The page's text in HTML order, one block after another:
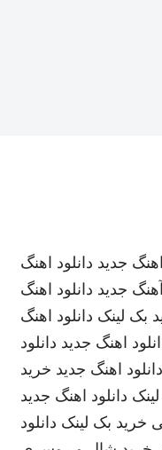
اهنگ جدید دانلود اهنگ
آهنگ جدید دانلود اهنگ
بک لینک دانلود اهنگ
اهنگ جدید دانلود
دانلود اهنگ جدید خرید
دانلود اهنگ جدید
خرید بک لینک دانلود